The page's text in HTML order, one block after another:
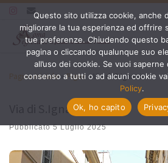
Passa al contenuto
Pagina iniziale »Pigna » Via di S.Ignazio
Via di S.Ignazio
Pubblicato5 Luglio 2025
Questo sito utilizza cookie, anche
migliorare la tua esperienza ed offrire
tue preferenze. Chiudendo questo
pagina o cliccando qualunque suo
all’uso dei cookie. Se vuoi
consenso a tutti o ad alcuni cookie
Policy.
Ok, ho capito